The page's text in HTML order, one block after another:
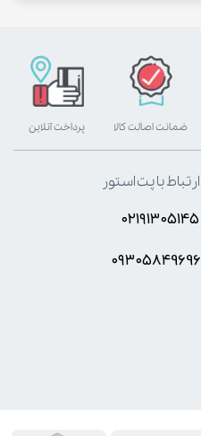
پرداخت آنلاین ضمانت اصالت کالا
ارتباط با پت استور
۰۲۱۹۱۳۰۵۱۴۵
۰۹۳۰۵8۴9696